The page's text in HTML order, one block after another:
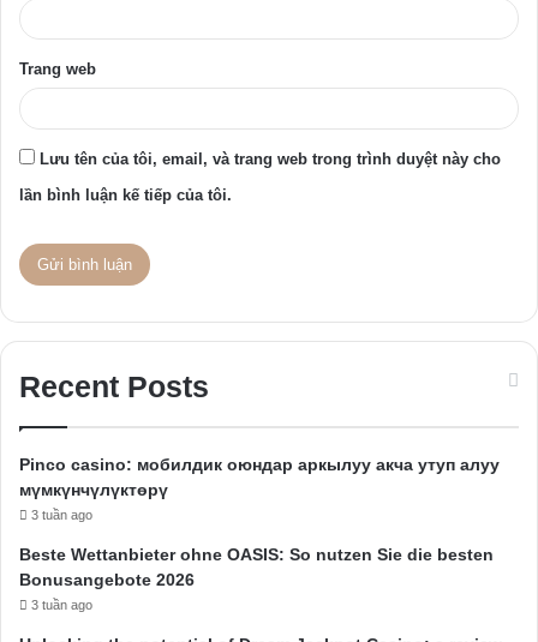
Trang web
Lưu tên của tôi, email, và trang web trong trình duyệt này cho
lần bình luận kế tiếp của tôi.
Recent Posts
Pinco casino: мобилдик оюндар аркылуу акча утуп алуу
мүмкүнчүлүктөрү
3 tuần ago
Beste Wettanbieter ohne OASIS: So nutzen Sie die besten
Bonusangebote 2026
3 tuần ago